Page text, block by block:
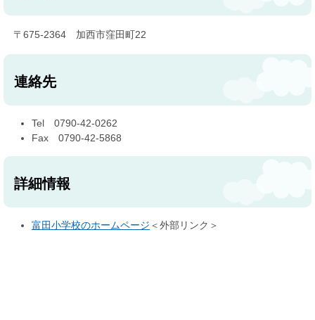
〒675-2364 加西市窪田町22
連絡先
Tel 0790-42-0262
Fax 0790-42-5868
詳細情報
富田小学校のホームページ ＜外部リンク＞